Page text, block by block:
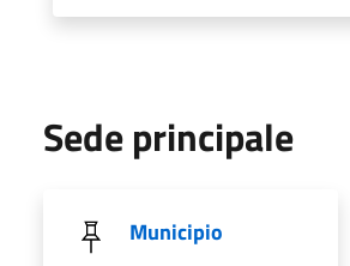
Sede principale
Municipio